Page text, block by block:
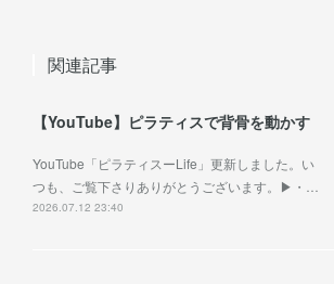
関連記事
【YouTube】ピラティスで背骨を動かす
YouTube「ピラティスーLife」更新しました。い
つも、ご覧下さりありがとうございます。▶︎・…
2026.07.12 23:40